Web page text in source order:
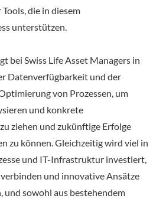
die in diesem
unterstützen.
bei Swiss Life Asset Managers in
Datenverfügbarkeit und der
von Prozessen, um
und konkrete
ziehen und zukünftige Erfolge
zu können. Gleichzeitig wird viel in
und IT-Infrastruktur investiert,
und innovative Ansätze
und sowohl aus bestehendem